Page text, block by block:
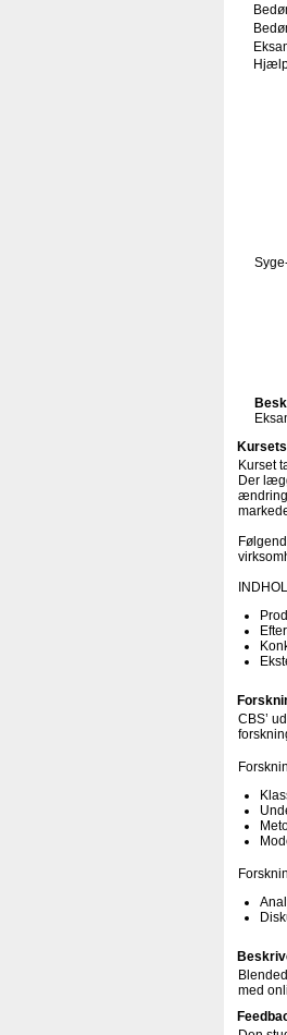
Kurset
Der
CBS’
med